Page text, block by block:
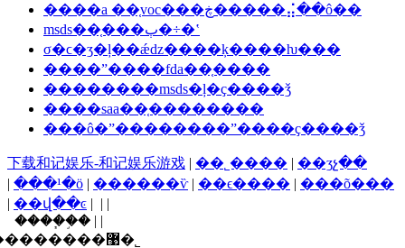
����a ��֤voc���ڿ�����⣬��ô��
msds��֤���ٻ�÷�ʽ
σ�ϲ�ʒ�ļ��ǽǳ����ķ����ƕ���
����ˮ����fda��֤����
��������msds�ļ�ҫ����ǯ
����saa��֤��������
���ô�ˮ��������ˮ����ҫ����ǯ
下载和记娱乐-和记娱乐游戏 | ��˾���� | ��ʒչ��
| ���¹�ӧ | ������ѷ| ��ϵ���� | ���õ���
| ��վ��ͼ | | |
����֧�֣� | |
������ī�ῠ��ʒ�����֤�����������޹�˾